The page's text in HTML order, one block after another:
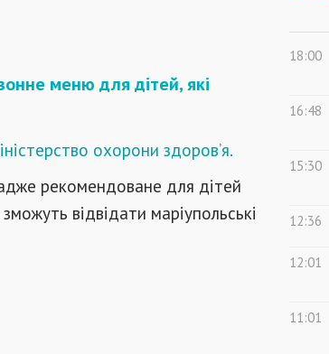
меню для дітей, які
охорони здоров’я.
рекомендоване для дітей
відвідати маріупольські
18:00
16:48
15:30
12:36
12:01
11:01